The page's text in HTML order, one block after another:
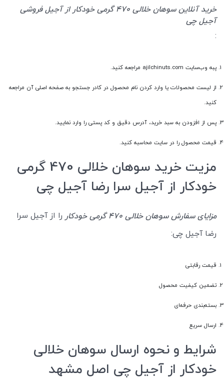
خرید آنلاین سوهان خلالی 470 گرمی خودکار از آجیل فروشی
آجیل چی
:
پبه وب‌سایت ajilchinuts.com مراجعه کنید.
از لیست محصولات یا وارد کردن نام محصول در کادر جستجو به صفحه اصلی آن مراجعه
کنید.
پس از افزودن به سبد خرید، آدرس دقیق و کد پستی را وارد نمایید.
قیمت محصول را در سایت محاسبه کنید.
مزیت خرید سوهان خلالی 470 گرمی
خودکار از آجیل سرا رضا آجیل چی
مزایای سفارش سوهان خلالی 470 گرمی خودکار
را از آجیل سرا
رضا آجیل چی:
قیمت رقابتی
تضمین کیفیت محصول
بسته‌بندی حرفه‌ای
ارسال سریع
شرایط و نحوه ارسال سوهان خلالی
خودکار از آجیل چی اصل مشهد